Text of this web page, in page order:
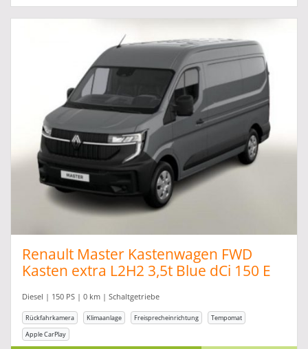
Renault Master Kastenwagen FWD
Kasten extra L2H2 3,5t Blue dCi 150 E
Diesel | 150 PS | 0 km | Schaltgetriebe
Rückfahrkamera Klimaanlage Freisprecheinrichtung
Tempomat
Apple CarPlay